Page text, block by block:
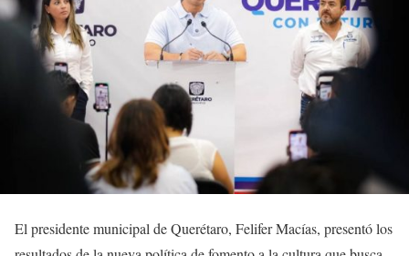
El presidente municipal de Querétaro, Felifer Macías, presentó los